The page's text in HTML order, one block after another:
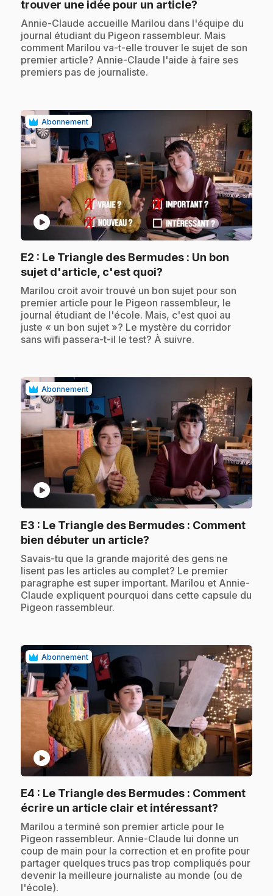
trouver une idée pour un article?
.Annie-Claude accueille Marilou dans l'équipe du
journal étudiant du Pigeon rassembleur. Mais
comment Marilou va-t-elle trouver le sujet de son
premier article? Annie-Claude l'aide à faire ses
premiers pas de journaliste.
Abonnement
play_circle
E2 : Le Triangle des Bermudes : Un bon
sujet d'article, c'est quoi?
.Marilou croit avoir trouvé un bon sujet pour son
premier article pour le Pigeon rassembleur, le
journal étudiant de l'école. Mais, c'est quoi au
juste « un bon sujet »? Le mystère du corridor
sans wifi passera-t-il le test? À suivre.
Abonnement
play_circle
E3 : Le Triangle des Bermudes : Comment
bien débuter un article?
.Savais-tu que la grande majorité des gens ne
lisent pas les articles au complet? Le premier
paragraphe est super important. Marilou et Annie-
Claude expliquent pourquoi dans cette capsule du
Pigeon rassembleur.
Abonnement
play_circle
E4 : Le Triangle des Bermudes : Comment
écrire un article clair et intéressant?
.Marilou a terminé son premier article pour le
Pigeon rassembleur. Annie-Claude lui donne un
coup de main pour la correction et en profite pour
partager quelques trucs pas trop compliqués pour
devenir la meilleure journaliste au monde (ou de
l'école).